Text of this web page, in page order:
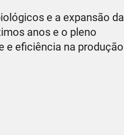
e a expansão da
anos e o pleno
e eficiência na produção